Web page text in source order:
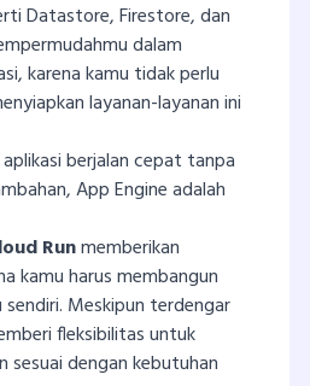
Datastore, Firestore, dan
dalam
karena kamu tidak perlu
layanan-layanan ini
berjalan cepat tanpa
App Engine adalah
Runmemberikan
kamu harus membangun
Meskipun terdengar
fleksibilitas untuk
sesuai dengan kebutuhan